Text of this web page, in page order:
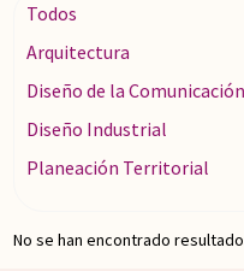
Todos
Arquitectura
Diseño de la
Diseño Industrial
Planeación Territorial
No se han encontrado